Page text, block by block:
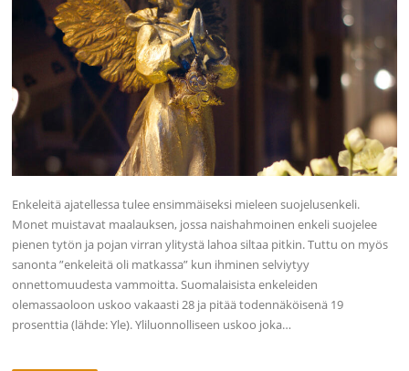
Enkeleitä ajatellessa tulee ensimmäiseksi mieleen suojelusenkeli.
Monet muistavat maalauksen, jossa naishahmoinen enkeli suojelee
pienen tytön ja pojan virran ylitystä lahoa siltaa pitkin. Tuttu on myös
sanonta ”enkeleitä oli matkassa” kun ihminen selviytyy
onnettomuudesta vammoitta. Suomalaisista enkeleiden
olemassaoloon uskoo vakaasti 28 ja pitää todennäköisenä 19
prosenttia (lähde: Yle). Yliluonnolliseen uskoo joka…